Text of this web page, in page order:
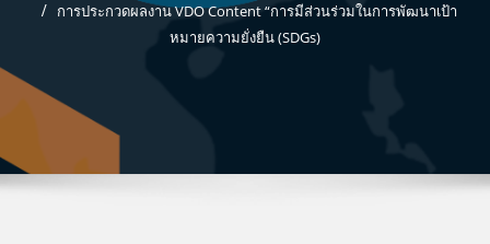
การประกวดผลงาน VDO Content “การมีส่วนร่วมในการพัฒนาเป้า
หมายความยั่งยืน (SDGs)